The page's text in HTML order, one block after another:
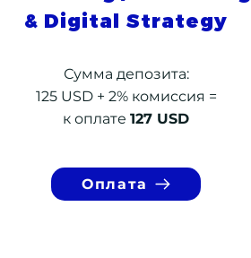
& Digital Strategy
Сумма депозита:
125 USD + 2% комиссия =
к оплате 127 USD
Оплата